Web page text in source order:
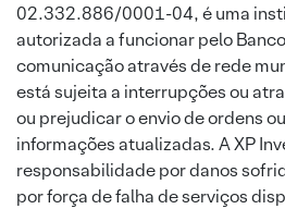
02.332.886/0001-04, é uma
autorizada a funcionar pelo
comunicação através de rede
está sujeita a interrupções ou
ou prejudicar o envio de ordens
informações atualizadas. A XP
responsabilidade por danos
por força de falha de serviços